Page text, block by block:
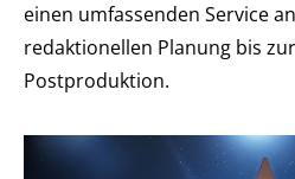
einen umfassenden Service
redaktionellen Planung bis
Postproduktion.